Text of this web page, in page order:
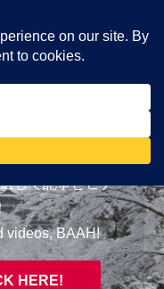
して記事とビデ
videos, BAAH!
HERE!